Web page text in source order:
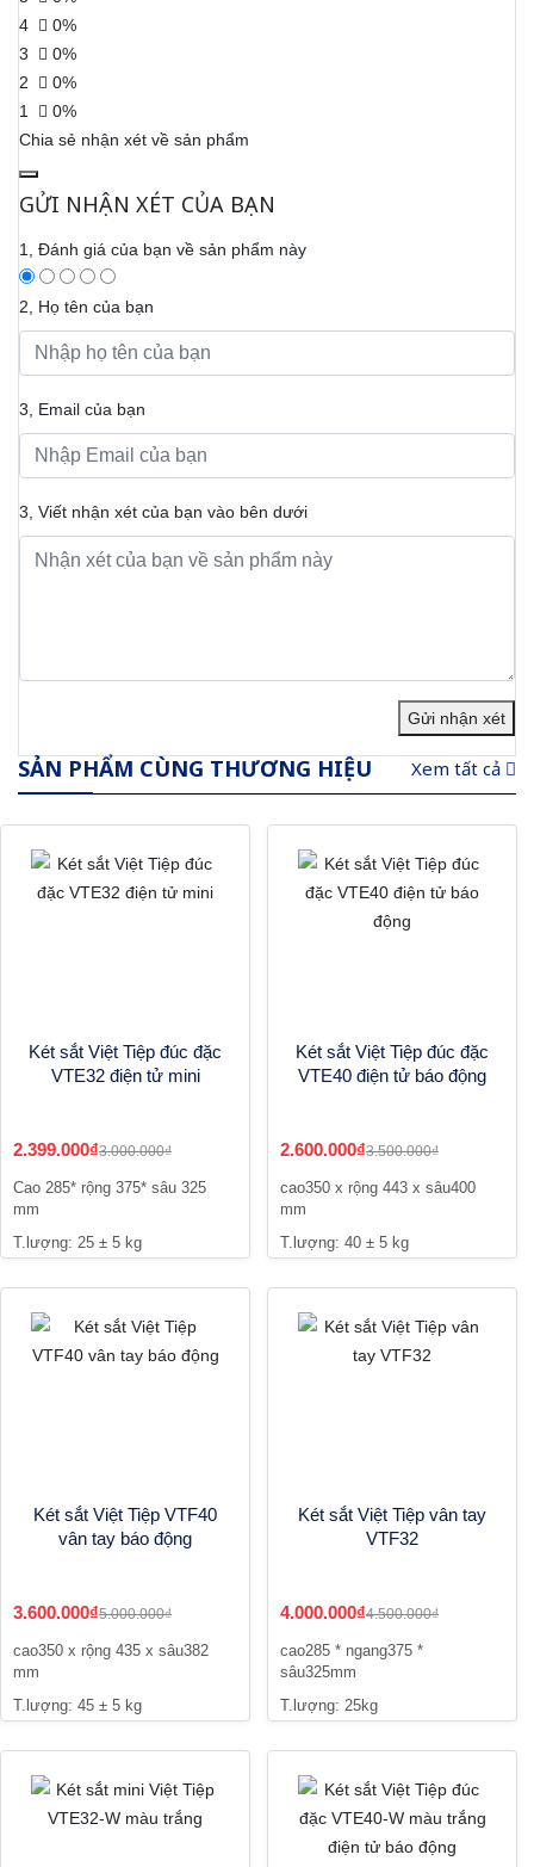
4
0%
3
0%
2
0%
1
0%
Chia sẻ nhận xét về sản phẩm
GỬI NHẬN XÉT CỦA BẠN
1, Đánh giá của bạn về sản phẩm này
2, Họ tên của bạn
3, Email của bạn
3, Viết nhận xét của bạn vào bên dưới
Gửi nhận xét
SẢN PHẨM CÙNG THƯƠNG HIỆU Xem tất cả
Két sắt Việt Tiệp đúc đặc
VTE32 điện tử mini
2.399.000₫3.000.000₫
Cao 285* rộng 375* sâu 325
mm
T.lượng: 25 ± 5 kg
Két sắt Việt Tiệp đúc đặc
VTE40 điện tử báo động
2.600.000₫3.500.000₫
cao350 x rộng 443 x sâu400
mm
T.lượng: 40 ± 5 kg
Két sắt Việt Tiệp VTF40
vân tay báo động
3.600.000₫5.000.000₫
cao350 x rộng 435 x sâu382
mm
T.lượng: 45 ± 5 kg
Két sắt Việt Tiệp vân tay
VTF32
4.000.000₫4.500.000₫
cao285 * ngang375 *
sâu325mm
T.lượng: 25kg